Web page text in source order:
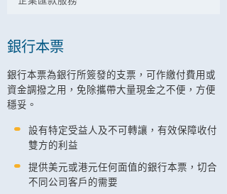
銀行本票
銀行本票為銀行所簽發的支票，可作繳付費用或
資金調撥之用，免除攜帶大量現金之不便，方便
穩妥。
設有特定受益人及不可轉讓，有效保障收付
雙方的利益
提供美元或港元任何面值的銀行本票，切合
不同公司客戶的需要